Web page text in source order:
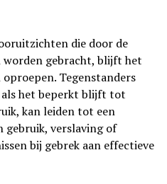
die door de
gebracht, blijft het
Tegenstanders
als het beperkt blijft tot
kan leiden tot een
gebruik, verslaving of
bij gebrek aan effectieve